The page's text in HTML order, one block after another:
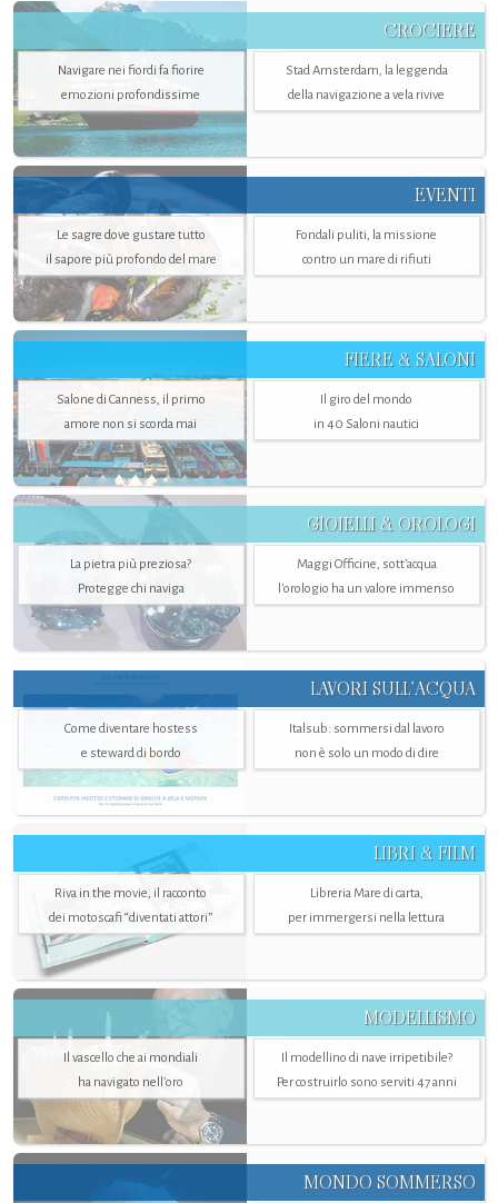
CROCIERE
Navigare nei fiordi fa fiorire
emozioni profondissime
Stad Amsterdam, la leggenda
della navigazione a vela rivive
EVENTI
Le sagre dove gustare tutto
il sapore più profondo del mare
Fondali puliti, la missione
contro un mare di rifiuti
FIERE & SALONI
Salone di Canness, il primo
amore non si scorda mai
Il giro del mondo
in 40 Saloni nautici
GIOIELLI & OROLOGI
La pietra più preziosa?
Protegge chi naviga
Maggi Officine, sott’acqua
l'orologio ha un valore immenso
LAVORI SULL’ACQUA
Come diventare hostess
e steward di bordo
Italsub: sommersi dal lavoro
non è solo un modo di dire
LIBRI & FILM
Riva in the movie, il racconto
dei motoscafi “diventati attori”
Libreria Mare di carta,
per immergersi nella lettura
MODELLISMO
Il vascello che ai mondiali
ha navigato nell’oro
Il modellino di nave irripetibile?
Per costruirlo sono serviti 47 anni
MONDO SOMMERSO